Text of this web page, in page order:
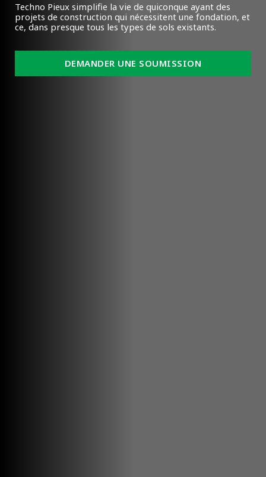
Techno Pieux simplifie la vie de quiconque ayant des
projets de construction qui nécessitent une fondation, et
ce, dans presque tous les types de sols existants.
DEMANDER UNE SOUMISSION